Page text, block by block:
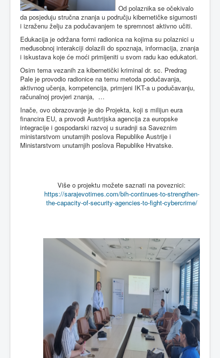
Od polaznika se očekivalo
da posjeduju stručna znanja u području kibernetičke sigurnosti
i izraženu želju za podučavanjem te spremnost aktivno učiti.
Edukacija je održana formi radionica na kojima su polaznici u
međusobnoj interakciji dolazili do spoznaja, informacija, znanja
i iskustava koje će moći primijeniti u svom radu kao edukatori.
Osim tema vezanih za kibernetički kriminal dr. sc. Predrag
Pale je provodio radionice na temu metoda podučavanja,
aktivnog učenja, kompetencija, primjeni IKT-a u podučavanju,
računalnoj provjeri znanja, …
Inače, ovo obrazovanje je dio Projekta, koji s milijun eura
financira EU, a provodi Austrijska agencija za europske
integracije i gospodarski razvoj u suradnji sa Saveznim
ministarstvom unutarnjih poslova Republike Austrije i
Ministarstvom unutarnjih poslova Republike Hrvatske.
Više o projektu možete saznati na poveznici:
https://sarajevotimes.com/bih-continues-to-strengthen-
the-capacity-of-security-agencies-to-fight-cybercrime/